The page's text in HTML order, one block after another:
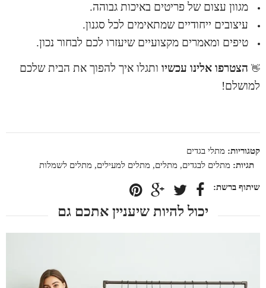
מגוון עצום של פריטים באיכות גבוהה.
עיצובים ייחודיים שמתאימים לכל סגנון.
טיפים ומאמרים מקצועיים שיעזרו לכם לבחור נכון.
👋 הצטרפו אלינו עכשיו ותגלו איך להפוך את הבית שלכם
למושלם!
קטגוריות: מתלי בגדים
תגיות: מתלים לבגדים, מתלים, מתלים למעילים, מתלים לשמלות
יכול להיות שיעניין אתכם גם